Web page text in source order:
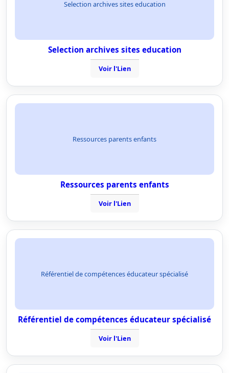
Selection archives sites education
Selection archives sites education
Voir l'Lien
Ressources parents enfants
Ressources parents enfants
Voir l'Lien
Référentiel de compétences éducateur spécialisé
Référentiel de compétences éducateur spécialisé
Voir l'Lien